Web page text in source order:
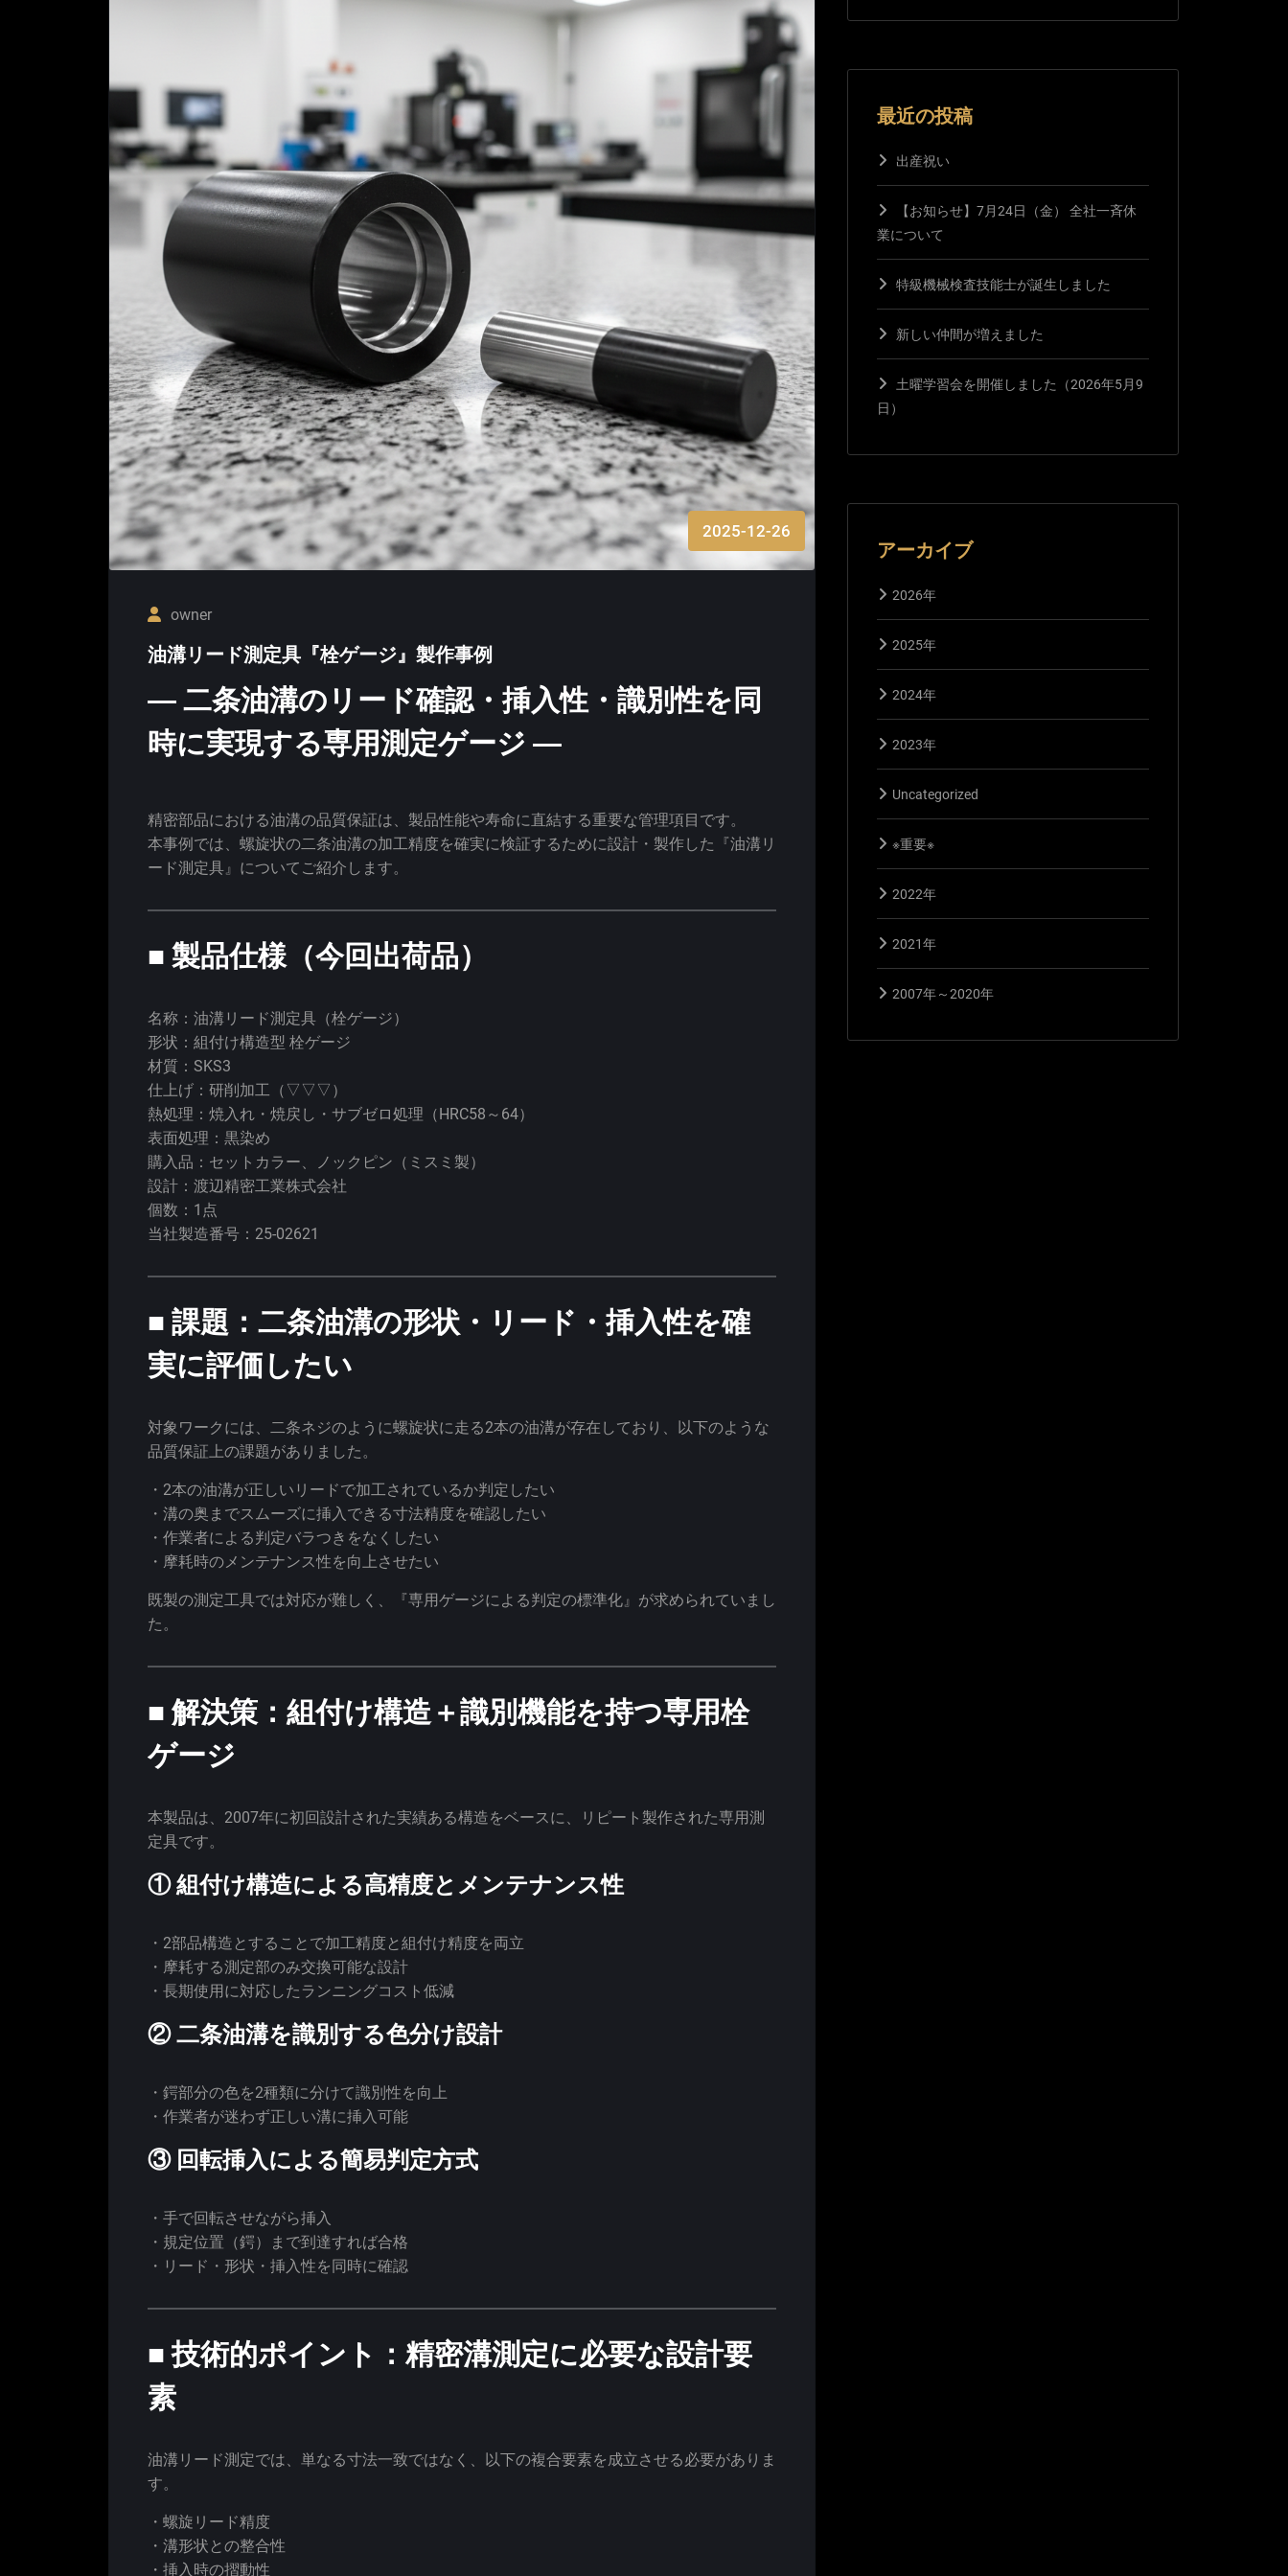
2025-12-26
owner
油溝リード測定具『栓ゲージ』製作事例
― 二条油溝のリード確認・挿入性・識別性を同
時に実現する専用測定ゲージ ―
精密部品における油溝の品質保証は、製品性能や寿命に直結する重要な管理項目です。
本事例では、螺旋状の二条油溝の加工精度を確実に検証するために設計・製作した『油溝リ
ード測定具』についてご紹介します。
■ 製品仕様（今回出荷品）
名称：油溝リード測定具（栓ゲージ）
形状：組付け構造型 栓ゲージ
材質：SKS3
仕上げ：研削加工（▽▽▽）
熱処理：焼入れ・焼戻し・サブゼロ処理（HRC58～64）
表面処理：黒染め
購入品：セットカラー、ノックピン（ミスミ製）
設計：渡辺精密工業株式会社
個数：1点
当社製造番号：25-02621
■ 課題：二条油溝の形状・リード・挿入性を確
実に評価したい
対象ワークには、二条ネジのように螺旋状に走る2本の油溝が存在しており、以下のような
品質保証上の課題がありました。
・2本の油溝が正しいリードで加工されているか判定したい
・溝の奥までスムーズに挿入できる寸法精度を確認したい
・作業者による判定バラつきをなくしたい
・摩耗時のメンテナンス性を向上させたい
既製の測定工具では対応が難しく、『専用ゲージによる判定の標準化』が求められていまし
た。
■ 解決策：組付け構造＋識別機能を持つ専用栓
ゲージ
本製品は、2007年に初回設計された実績ある構造をベースに、リピート製作された専用測
定具です。
① 組付け構造による高精度とメンテナンス性
・2部品構造とすることで加工精度と組付け精度を両立
・摩耗する測定部のみ交換可能な設計
・長期使用に対応したランニングコスト低減
② 二条油溝を識別する色分け設計
・鍔部分の色を2種類に分けて識別性を向上
・作業者が迷わず正しい溝に挿入可能
③ 回転挿入による簡易判定方式
・手で回転させながら挿入
・規定位置（鍔）まで到達すれば合格
・リード・形状・挿入性を同時に確認
■ 技術的ポイント：精密溝測定に必要な設計要
素
油溝リード測定では、単なる寸法一致ではなく、以下の複合要素を成立させる必要がありま
す。
・螺旋リード精度
・溝形状との整合性
・挿入時の摺動性
最近の投稿
出産祝い
【お知らせ】7月24日（金） 全社一斉休
業について
特級機械検査技能士が誕生しました
新しい仲間が増えました
土曜学習会を開催しました（2026年5月9
日）
アーカイブ
2026年
2025年
2024年
2023年
Uncategorized
※重要※
2022年
2021年
2007年～2020年